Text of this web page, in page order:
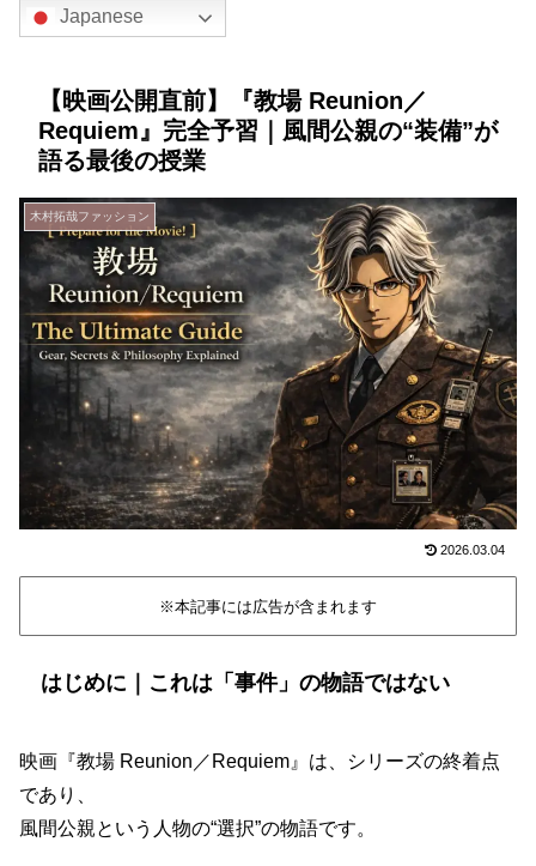
Japanese
【映画公開直前】『教場 Reunion／
Requiem』完全予習｜風間公親の“装備”が
語る最後の授業
木村拓哉ファッション
2026.03.04
※本記事には広告が含まれます
はじめに｜これは「事件」の物語ではない
映画『教場 Reunion／Requiem』は、シリーズの終着点
であり、
風間公親という人物の“選択”の物語です。